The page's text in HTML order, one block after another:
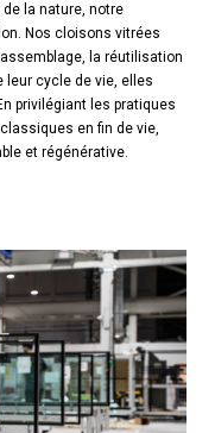
la nature, notre
Nos cloisons vitrées
la réutilisation
cycle de vie, elles
privilégiant les pratiques
en fin de vie,
et régénérative.